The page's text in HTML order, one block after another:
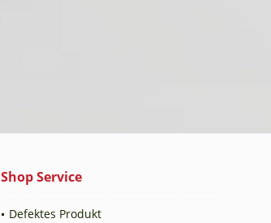
Shop Service
Defektes Produkt